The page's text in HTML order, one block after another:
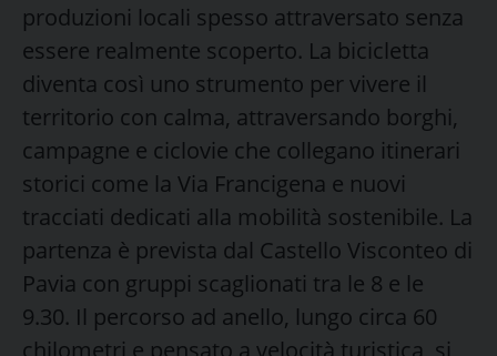
produzioni locali spesso attraversato senza
essere realmente scoperto. La bicicletta
diventa così uno strumento per vivere il
territorio con calma, attraversando borghi,
campagne e ciclovie che collegano itinerari
storici come la Via Francigena e nuovi
tracciati dedicati alla mobilità sostenibile. La
partenza è prevista dal Castello Visconteo di
Pavia con gruppi scaglionati tra le 8 e le
9.30. Il percorso ad anello, lungo circa 60
chilometri e pensato a velocità turistica, si